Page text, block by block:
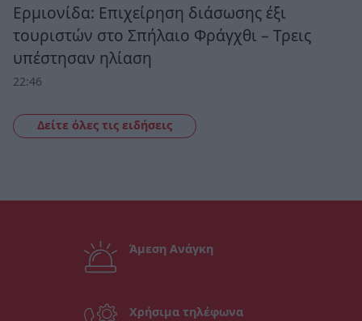
Ερμιονίδα: Επιχείρηση διάσωσης έξι
τουριστών στο Σπήλαιο Φράγχθι – Τρεις
υπέστησαν ηλίαση
22:46
Δείτε όλες τις ειδήσεις
Άμεση Ανάγκη
Χρήσιμα τηλέφωνα